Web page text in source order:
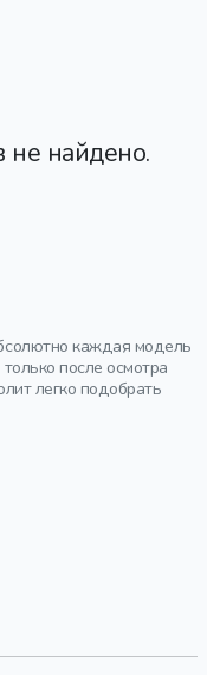
найдено.
каждая модель
после осмотра
легко подобрать